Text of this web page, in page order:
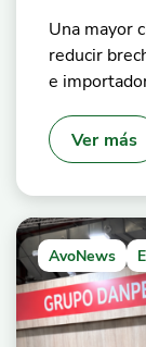
Una mayor
reducir
e
Ver más
AvoNews